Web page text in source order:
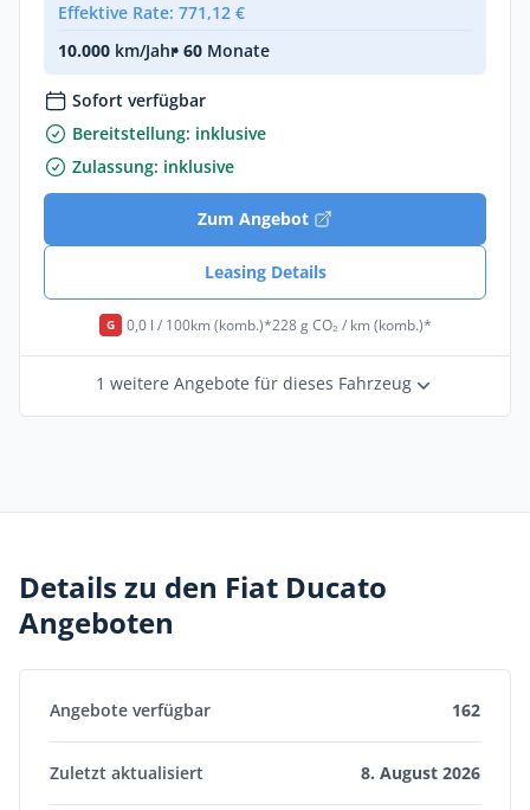
Effektive Rate: 771,12 €
10.000 km/Jahr• 60 Monate
Sofort verfügbar
Bereitstellung: inklusive
Zulassung: inklusive
Zum Angebot
Leasing Details
G 0,0 l / 100km (komb.)*228 g CO₂ / km (komb.)*
1 weitere Angebote für dieses Fahrzeug
Details zu den Fiat Ducato
Angeboten
Angebote verfügbar 162
Zuletzt aktualisiert 8. August 2026